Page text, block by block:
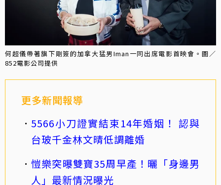
何超儀帶著旗下剛簽的加拿大猛男Iman一同出席電影首映會。圖／
852電影公司提供
更多新聞報導
5566小刀證實結束14年婚姻！ 認與
台玻千金林文晴低調離婚
愷樂突曝雙寶35周早產！曬「身邊男
人」最新情況曝光